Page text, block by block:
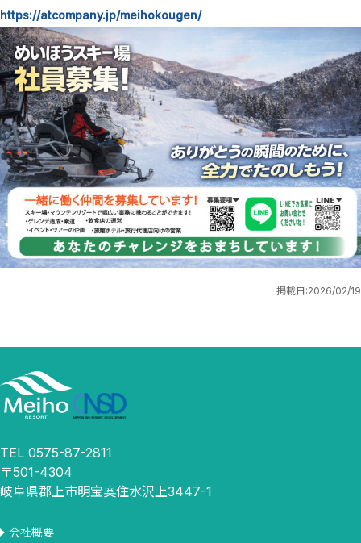
https://atcompany.jp/meihokougen/
掲載日:2026/02/19
TEL 0575-87-2811
〒501-4304
岐阜県郡上市明宝奥住水沢上3447-1
会社概要